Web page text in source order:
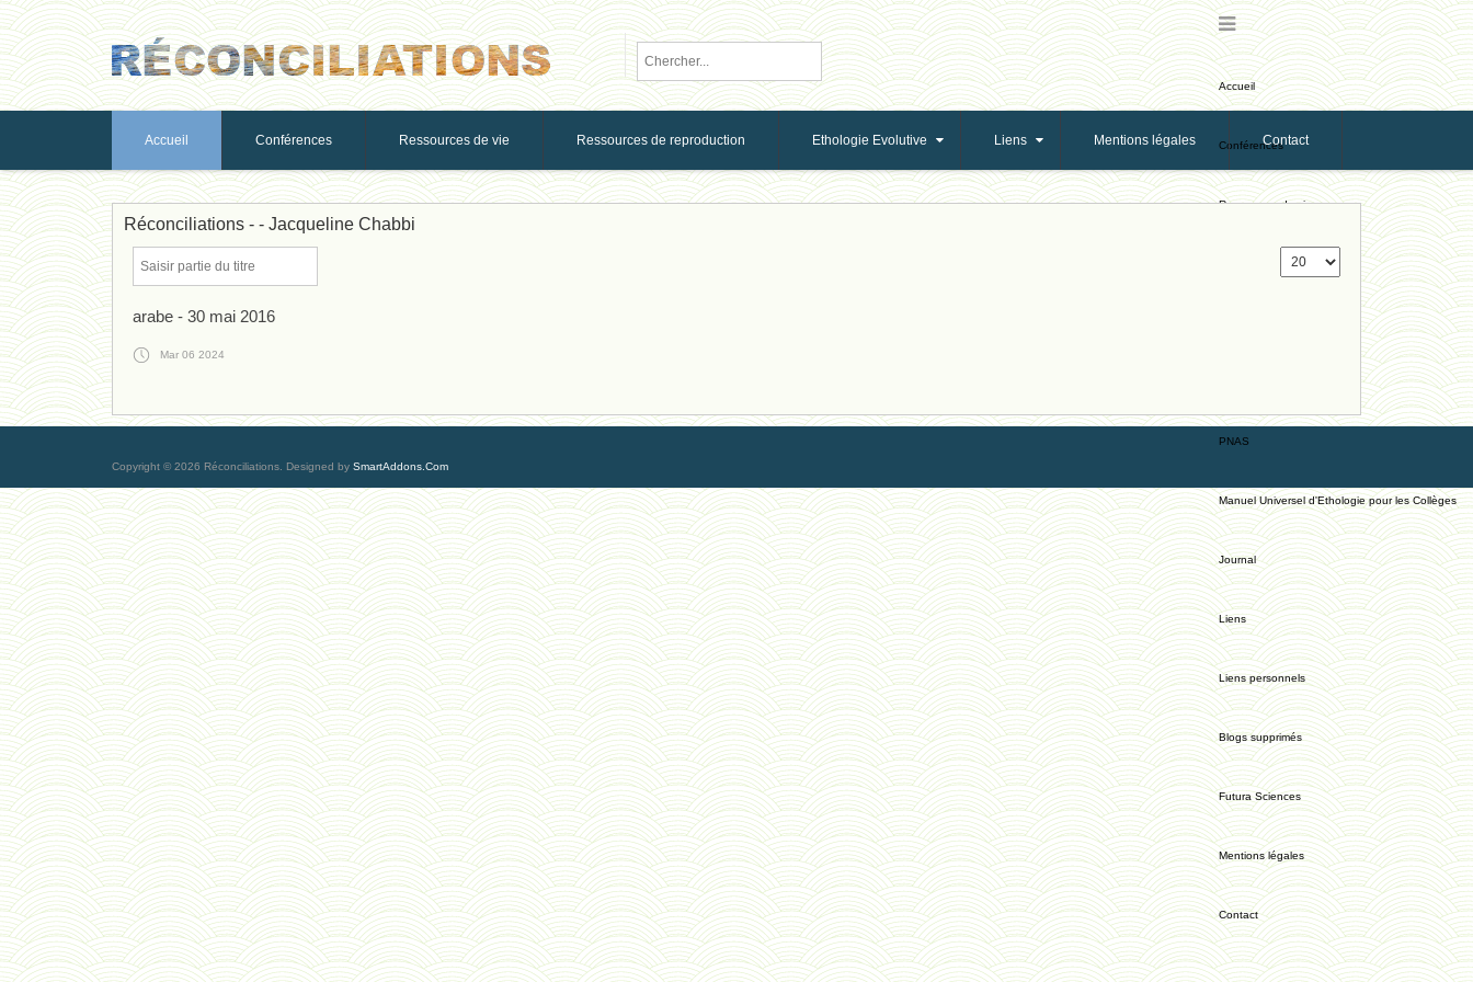
Accueil Conférences Ressources de vie Ressources de reproduction Ethologie Evolutive Liens Mentions légales Contact
Accueil
Conférences
Ressources de vie
Ressources de reproduction
PNAS
Manuel Universel d'Ethologie pour les Collèges
Journal
Liens
Liens personnels
Blogs supprimés
Futura Sciences
Mentions légales
Contact
Réconciliations - - Jacqueline Chabbi
arabe - 30 mai 2016
Mar 06 2024
Copyright © 2026 Réconciliations. Designed by SmartAddons.Com